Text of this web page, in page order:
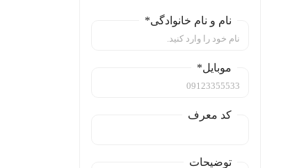
نام و نام خانوادگی*
موبایل*
کد معرف
توضیحات